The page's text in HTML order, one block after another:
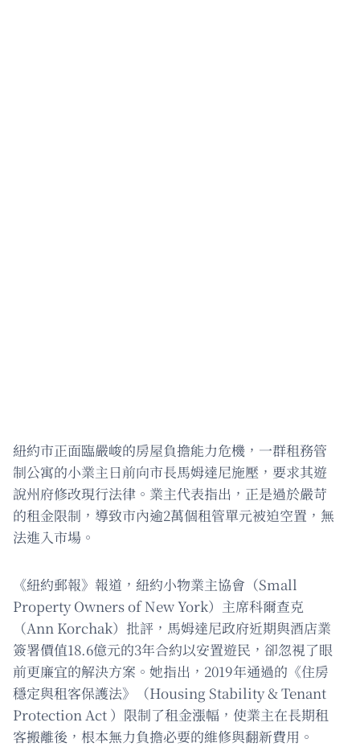
紐約市正面臨嚴峻的房屋負擔能力危機，一群租務管
制公寓的小業主日前向市長馬姆達尼施壓，要求其遊
說州府修改現行法律。業主代表指出，正是過於嚴苛
的租金限制，導致市內逾2萬個租管單元被迫空置，無
法進入市場。
《紐約郵報》報道，紐約小物業主協會（Small
Property Owners of New York）主席科爾查克
（Ann Korchak）批評，馬姆達尼政府近期與酒店業
簽署價值18.6億元的3年合約以安置遊民，卻忽視了眼
前更廉宜的解決方案。她指出，2019年通過的《住房
穩定與租客保護法》（Housing Stability & Tenant
Protection Act ）限制了租金漲幅，使業主在長期租
客搬離後，根本無力負擔必要的維修與翻新費用。